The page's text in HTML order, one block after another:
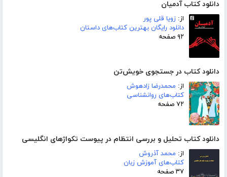
دانلود کتاب آدمیان
از: زویا قلی پور
دانلود رایگان بهترین کتاب‌های داستان
۹۲ صفحه
دانلود کتاب در جستجوی خویش‌تن
از: محمدرضا زادهوش
کتاب‌های روانشناسی
۷۲ صفحه
دانلود کتاب تحلیل و بررسی انتظام در پیوست تکواژهای انگلیسی
از: محمد آذروش
کتاب‌های آموزش زبان
۳۷ صفحه